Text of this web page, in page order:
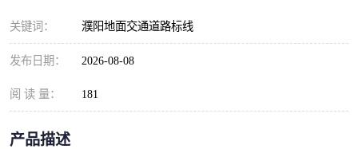
关键词： 濮阳地面交通道路标线
发布日期： 2026-08-08
阅 读 量： 181
产品描述